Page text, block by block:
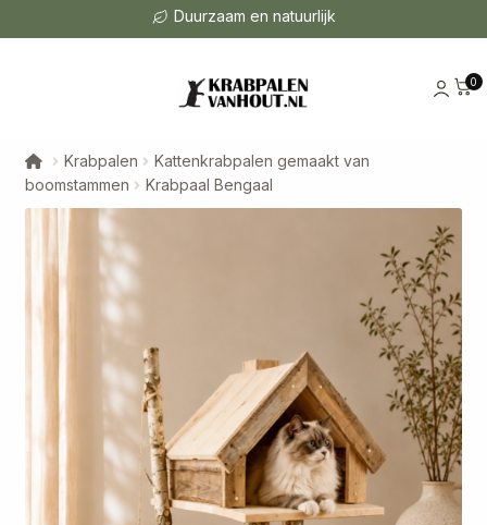
Duurzaam en natuurlijk
0
Krabpalen
Kattenkrabpalen gemaakt van
boomstammen
Krabpaal Bengaal